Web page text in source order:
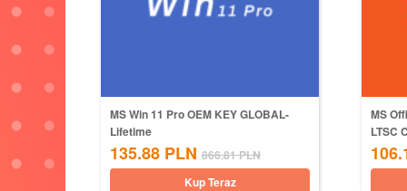
MS Win 11 Pro OEM KEY GLOBAL-
Lifetime
135.88 PLN 866.81PLN
Kup Teraz
MS
LTSC